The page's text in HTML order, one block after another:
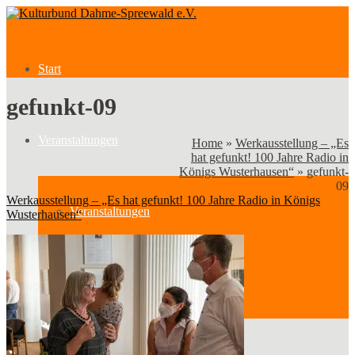
Start
Veranstaltungen
Veranstaltungen
Kategorien
gefunkt-09
Home » Werkausstellung – „Es
hat gefunkt! 100 Jahre Radio in
Königs Wusterhausen“ » gefunkt-
09
Werkausstellung – „Es hat gefunkt! 100 Jahre Radio in Königs
Wusterhausen“